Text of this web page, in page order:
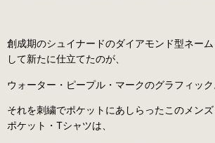
創成期のシュイナードのダイアモンド型ネー
して新たに仕立てたのが、
ウォーター・ピープル・マークのグラフィック
それを刺繍でポケットにあしらったこのメン
ポケット・Tシャツは、